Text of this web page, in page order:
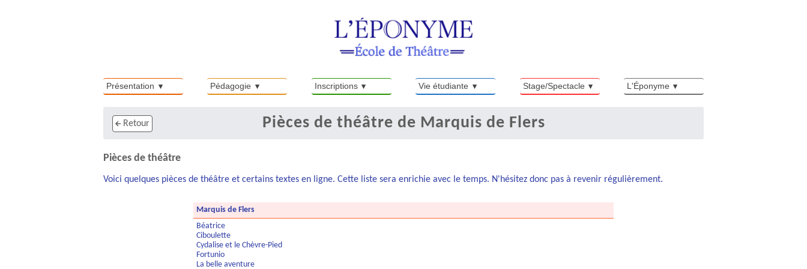
Présentation Pédagogie Inscriptions Vie étudiante Stage/Spectacle L'Éponyme
Pièces de théâtre de Marquis de Flers
Retour
Pièces de théâtre
Voici quelques pièces de théâtre et certains textes en ligne. Cette liste sera enrichie avec le temps. N'hésitez donc pas à revenir régulièrement.
Marquis de Flers
Béatrice
Ciboulette
Cydalise et le Chèvre-Pied
Fortunio
La belle aventure